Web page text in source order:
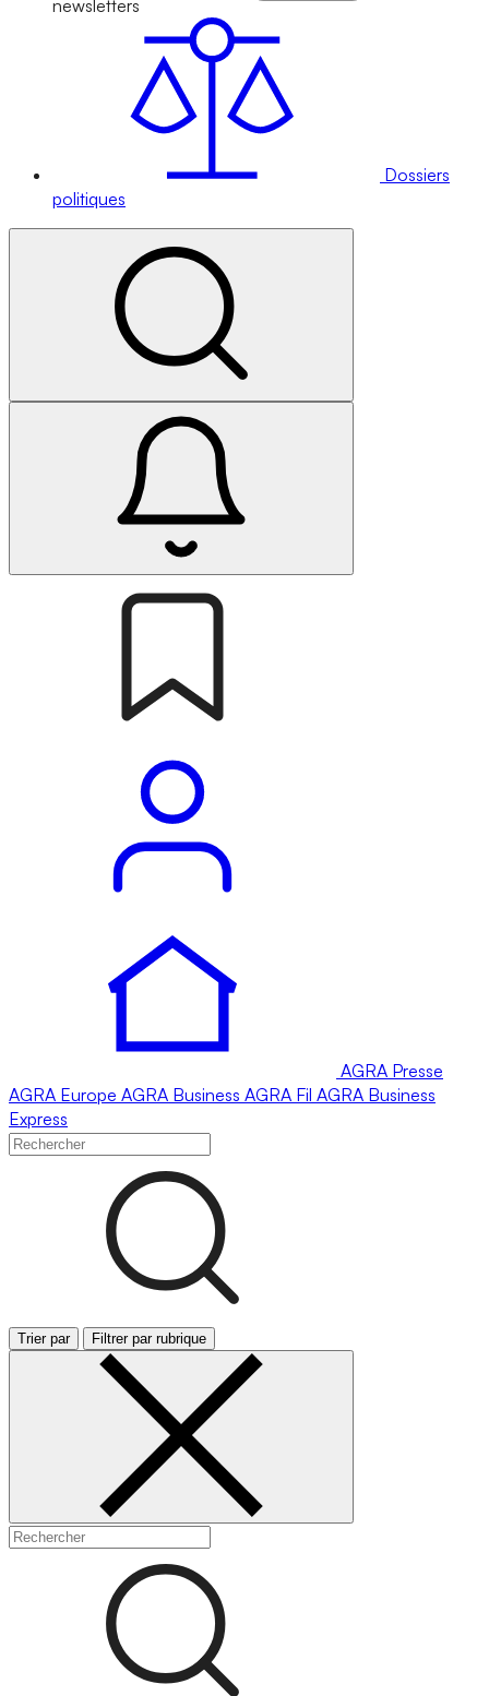
newsletters
Dossiers
politiques
AGRA Presse
AGRA Europe AGRA Business AGRA Fil AGRA Business
Express
Trier par Filtrer par rubrique